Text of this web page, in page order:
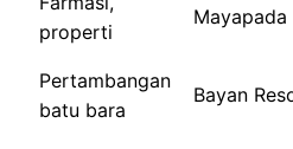
properti
Mayapada
Pertambangan
batu bara
Bayan